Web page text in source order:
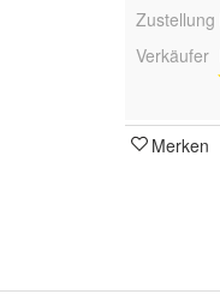
Zustellung
Verkäufer
Merken